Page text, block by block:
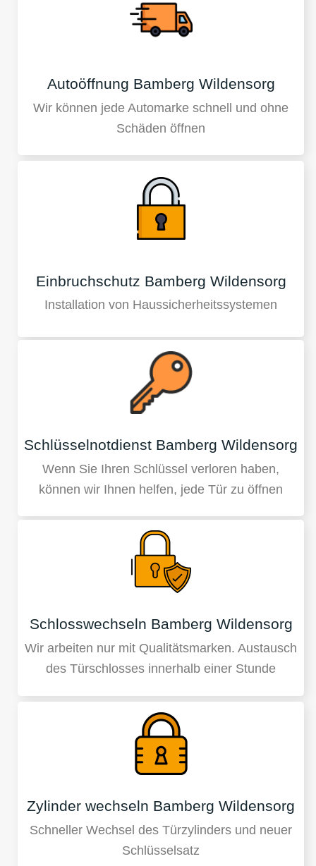
Autoöffnung Bamberg Wildensorg
Wir können jede Automarke schnell und ohne
Schäden öffnen
Einbruchschutz Bamberg Wildensorg
Installation von Haussicherheitssystemen
Schlüsselnotdienst Bamberg Wildensorg
Wenn Sie Ihren Schlüssel verloren haben,
können wir Ihnen helfen, jede Tür zu öffnen
Schlosswechseln Bamberg Wildensorg
Wir arbeiten nur mit Qualitätsmarken. Austausch
des Türschlosses innerhalb einer Stunde
Zylinder wechseln Bamberg Wildensorg
Schneller Wechsel des Türzylinders und neuer
Schlüsselsatz